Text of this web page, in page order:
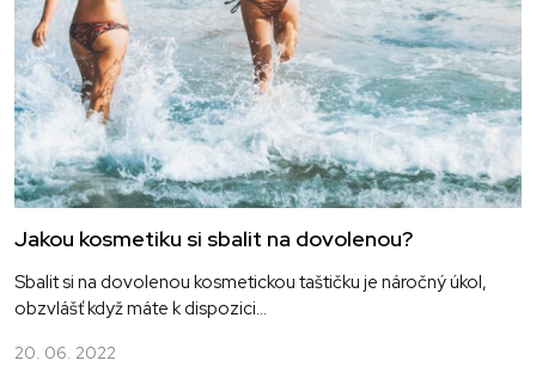
Jakou kosmetiku si sbalit na dovolenou?
Sbalit si na dovolenou kosmetickou taštičku je náročný úkol,
obzvlášť když máte k dispozici...
20. 06. 2022